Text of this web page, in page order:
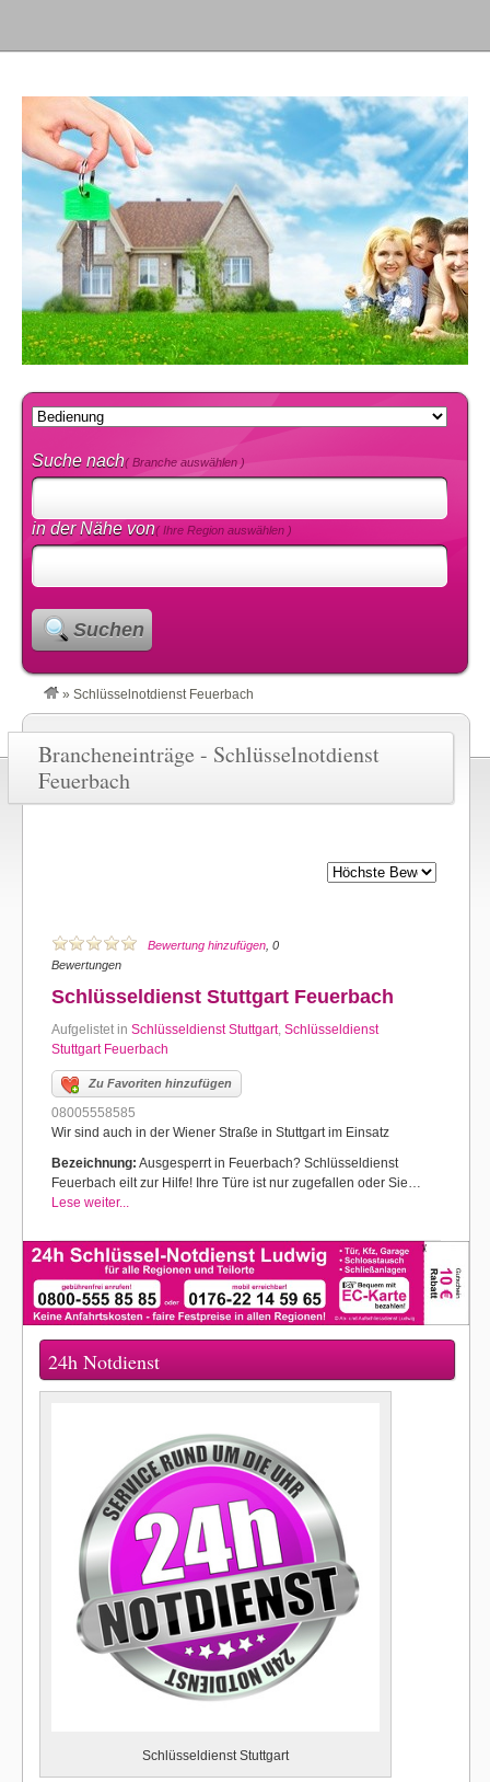
Suche nach( Branche auswählen )
in der Nähe von( Ihre Region auswählen )
Suchen
» Schlüsselnotdienst Feuerbach
Brancheneinträge - Schlüsselnotdienst
Feuerbach
Bewertung hinzufügen , 0
Bewertungen
Schlüsseldienst Stuttgart Feuerbach
Aufgelistet in Schlüsseldienst Stuttgart, Schlüsseldienst
Stuttgart Feuerbach
Zu Favoriten hinzufügen
08005558585
Wir sind auch in der Wiener Straße in Stuttgart im Einsatz
Bezeichnung: Ausgesperrt in Feuerbach? Schlüsseldienst
Feuerbach eilt zur Hilfe! Ihre Türe ist nur zugefallen oder Sie…
Lese weiter...
24h Notdienst
Schlüsseldienst Stuttgart